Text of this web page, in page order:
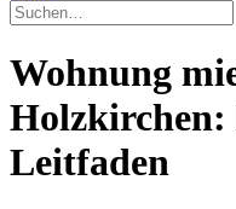
Wohnung
Holzkirchen:
Leitfaden